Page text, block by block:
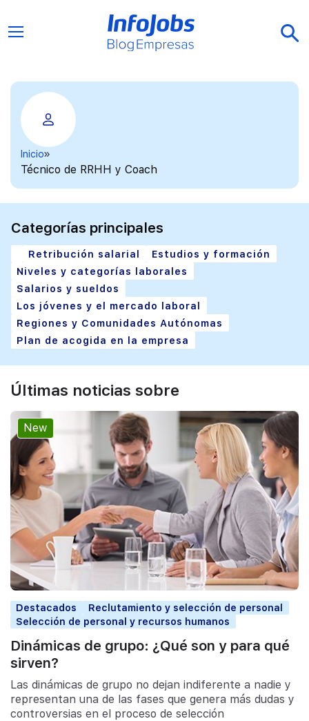
Inicio
Técnico de RRHH y Coach
Categorías principales
Retribución salarial
Estudios y formación
Niveles y categorías laborales
Salarios y sueldos
Los jóvenes y el mercado laboral
Regiones y Comunidades Autónomas
Plan de acogida en la empresa
Últimas noticias sobre
New
Destacados
Reclutamiento y selección de personal
Selección de personal y recursos humanos
Dinámicas de grupo: ¿Qué son y para qué
sirven?
Las dinámicas de grupo no dejan indiferente a nadie y
representan una de las fases que genera más dudas y
controversias en el proceso de selección